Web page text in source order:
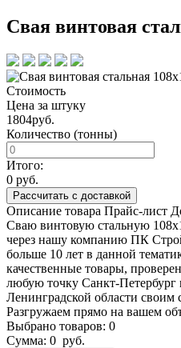
Свая винтовая
Стоимость
Цена за штуку
1804руб.
Количество (тонны)
Итого:
0 руб.
Рассчитать с доставкой
Описание товара Прайс-лист
Сваю винтовую стальную
через нашу компанию ПК
больше 10 лет в данной
качественные товары,
любую точку Санкт-Петербург
Ленинградской области своим
Разгружаем прямо на вашем
Выбрано товаров: 0
Сумма: 0 руб.